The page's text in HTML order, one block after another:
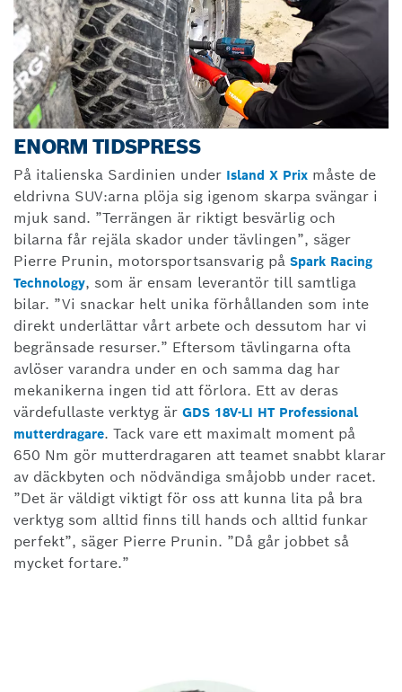
ENORM TIDSPRESS
På italienska Sardinien under Island X Prix måste de
eldrivna SUV:arna plöja sig igenom skarpa svängar i
mjuk sand. ”Terrängen är riktigt besvärlig och
bilarna får rejäla skador under tävlingen”, säger
Pierre Prunin, motorsportsansvarig på Spark Racing
Technology, som är ensam leverantör till samtliga
bilar. ”Vi snackar helt unika förhållanden som inte
direkt underlättar vårt arbete och dessutom har vi
begränsade resurser.” Eftersom tävlingarna ofta
avlöser varandra under en och samma dag har
mekanikerna ingen tid att förlora. Ett av deras
värdefullaste verktyg är GDS 18V-LI HT Professional
mutterdragare. Tack vare ett maximalt moment på
650 Nm gör mutterdragaren att teamet snabbt klarar
av däckbyten och nödvändiga småjobb under racet.
”Det är väldigt viktigt för oss att kunna lita på bra
verktyg som alltid finns till hands och alltid funkar
perfekt”, säger Pierre Prunin. ”Då går jobbet så
mycket fortare.”